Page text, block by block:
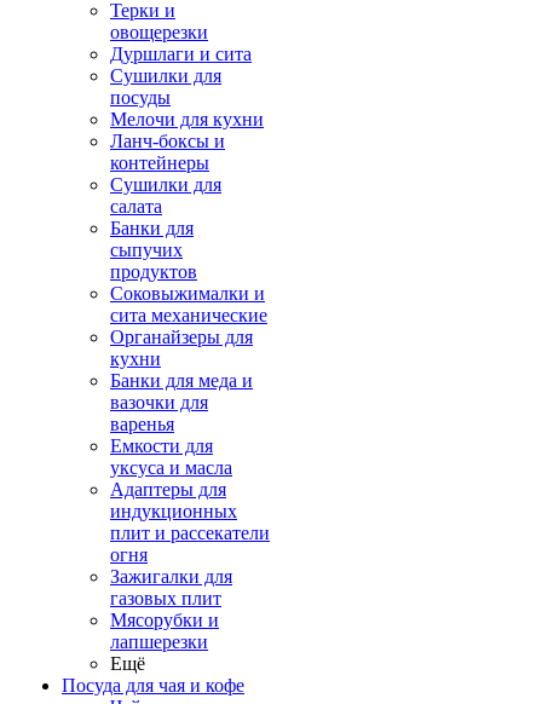
Терки и
овощерезки
Дуршлаги и сита
Сушилки для
посуды
Мелочи для кухни
Ланч-боксы и
контейнеры
Сушилки для
салата
Банки для
сыпучих
продуктов
Соковыжималки и
сита механические
Органайзеры для
кухни
Банки для меда и
вазочки для
варенья
Емкости для
уксуса и масла
Адаптеры для
индукционных
плит и рассекатели
огня
Зажигалки для
газовых плит
Мясорубки и
лапшерезки
Ещё
Посуда для чая и кофе